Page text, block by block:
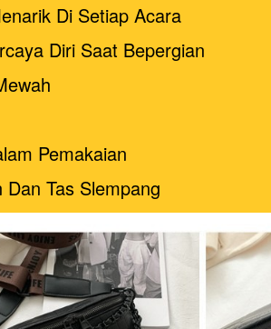
Di Setiap Acara
Diri Saat Bepergian
Pemakaian
Dan Tas Slempang